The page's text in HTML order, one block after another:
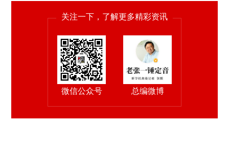
关注一下，了解更多精彩资讯
微信公众号 总编微博